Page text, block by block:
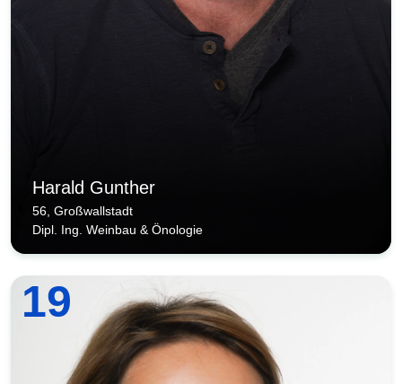
Harald Gunther
56, Großwallstadt
Dipl. Ing. Weinbau & Önologie
19